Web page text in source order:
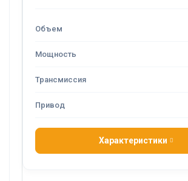
Характеристики